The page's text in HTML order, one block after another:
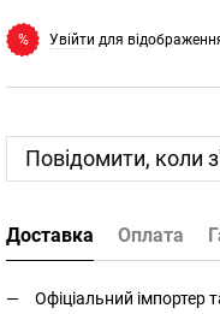
% Увійти для
Повідомити, коли
Доставка Оплата
Офіціальний імпортер